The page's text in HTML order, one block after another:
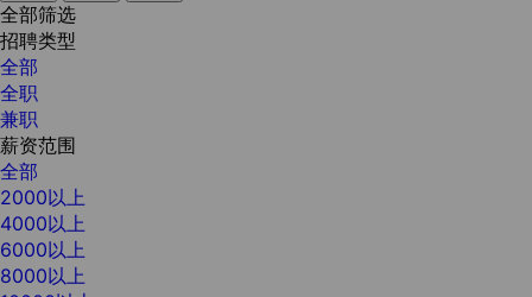
全部筛选
招聘类型
全部
全职
兼职
薪资范围
全部
2000以上
4000以上
6000以上
8000以上